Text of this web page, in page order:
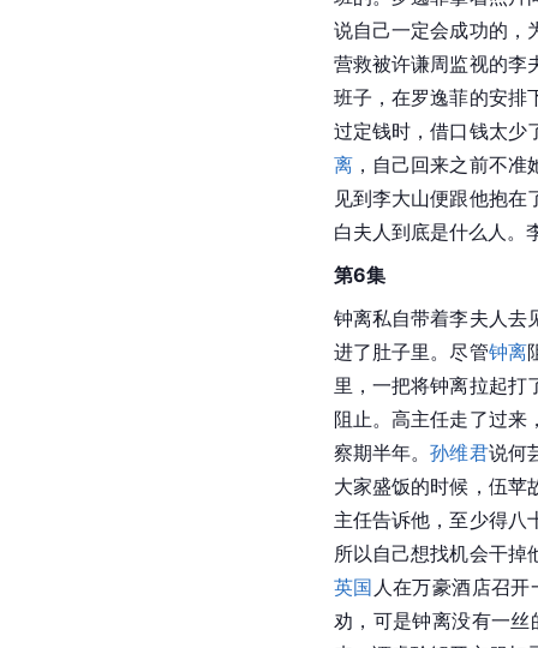
说自己一定会成功的，
营救被许谦周监视的李
班子，在罗逸菲的安排
过定钱时，借口钱太少
离 ，自己回来之前不
见到李大山便跟他抱
白夫人到底是什么人。
第6集
钟离私自带着李夫人去
进了肚子里。尽管钟离
里，一把将钟离拉起打
阻止。高主任走了过来
察期半年。孙维君说何
大家盛饭的时候，伍苹
主任告诉他，至少得八
所以自己想找机会干掉
英国 人在万豪酒店召
劝，可是钟离没有一